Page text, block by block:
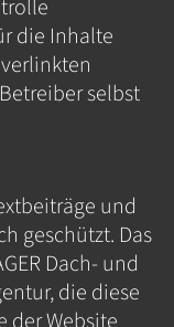
die Inhalte
selbst
und
geschützt. Das
Dach- und
die diese